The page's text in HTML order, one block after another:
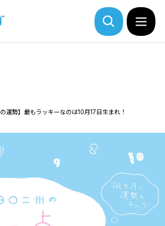
運勢】最もラッキーなのは10月17日生まれ！